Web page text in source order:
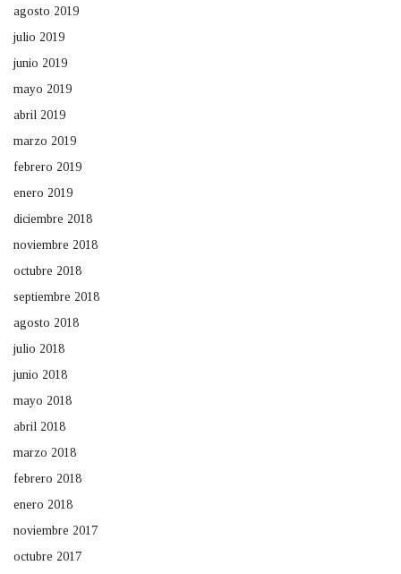
agosto 2019
julio 2019
junio 2019
mayo 2019
abril 2019
marzo 2019
febrero 2019
enero 2019
diciembre 2018
noviembre 2018
octubre 2018
septiembre 2018
agosto 2018
julio 2018
junio 2018
mayo 2018
abril 2018
marzo 2018
febrero 2018
enero 2018
noviembre 2017
octubre 2017